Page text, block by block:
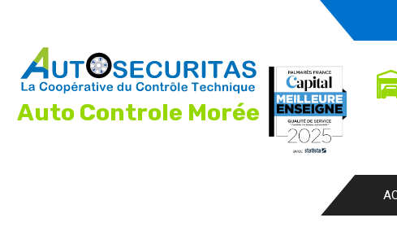
Auto Controle Morée